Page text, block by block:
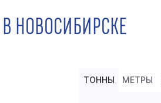
НОВОСИБИРСКЕ
ТОННЫ МЕТРЫ